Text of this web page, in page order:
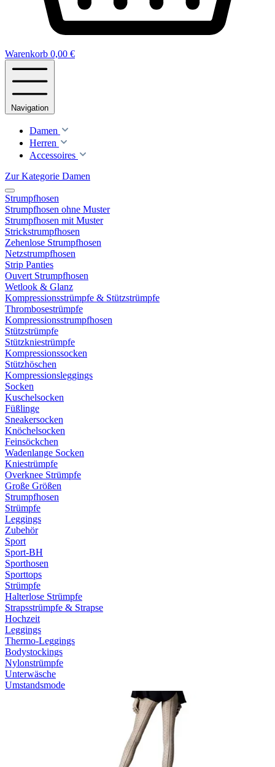
Warenkorb 0,00 €
Navigation
Damen
Herren
Accessoires
Zur Kategorie Damen
Strumpfhosen
Strumpfhosen ohne Muster
Strumpfhosen mit Muster
Strickstrumpfhosen
Zehenlose Strumpfhosen
Netzstrumpfhosen
Strip Panties
Ouvert Strumpfhosen
Wetlook & Glanz
Kompressionsstrümpfe & Stützstrümpfe
Thrombosestrümpfe
Kompressionsstrumpfhosen
Stützstrümpfe
Stützkniestrümpfe
Kompressionssocken
Stützhöschen
Kompressionsleggings
Socken
Kuschelsocken
Füßlinge
Sneakersocken
Knöchelsocken
Feinsöckchen
Wadenlange Socken
Kniestrümpfe
Overknee Strümpfe
Große Größen
Strumpfhosen
Strümpfe
Leggings
Zubehör
Sport
Sport-BH
Sporthosen
Sporttops
Strümpfe
Halterlose Strümpfe
Strapsstrümpfe & Strapse
Hochzeit
Leggings
Thermo-Leggings
Bodystockings
Nylonstrümpfe
Unterwäsche
Umstandsmode